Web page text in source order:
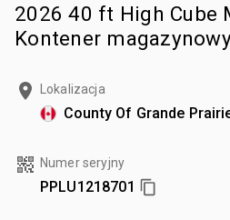
2026 40 ft High Cube
Kontener
Lokalizacja
County Of Grande
Numer seryjny
PPLU1218701